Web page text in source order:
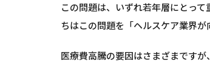
この問題は、いずれ若年層にとっ
ちはこの問題を「ヘルスケア業界が
医療費高騰の要因はさまざまですが